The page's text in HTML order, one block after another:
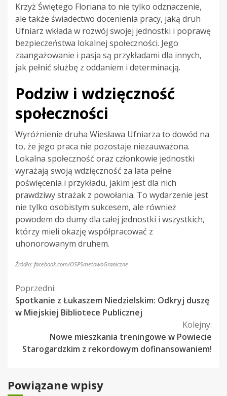
Krzyż Świętego Floriana to nie tylko odznaczenie,
ale także świadectwo docenienia pracy, jaką druh
Ufniarz wkłada w rozwój swojej jednostki i poprawę
bezpieczeństwa lokalnej społeczności. Jego
zaangażowanie i pasja są przykładami dla innych,
jak pełnić służbę z oddaniem i determinacją.
Podziw i wdzięczność
społeczności
Wyróżnienie druha Wiesława Ufniarza to dowód na
to, że jego praca nie pozostaje niezauważona.
Lokalna społeczność oraz członkowie jednostki
wyrażają swoją wdzięczność za lata pełne
poświęcenia i przykładu, jakim jest dla nich
prawdziwy strażak z powołania. To wydarzenie jest
nie tylko osobistym sukcesem, ale również
powodem do dumy dla całej jednostki i wszystkich,
którzy mieli okazję współpracować z
uhonorowanym druhem.
Źródło: facebook.com/OSPSmetowoGraniczne
Kontynuuj
czytanie
Poprzedni:
Spotkanie z Łukaszem Niedzielskim: Odkryj duszę
w Miejskiej Bibliotece Publicznej
Kolejny:
Nowe mieszkania treningowe w Powiecie
Starogardzkim z rekordowym dofinansowaniem!
Powiązane wpisy